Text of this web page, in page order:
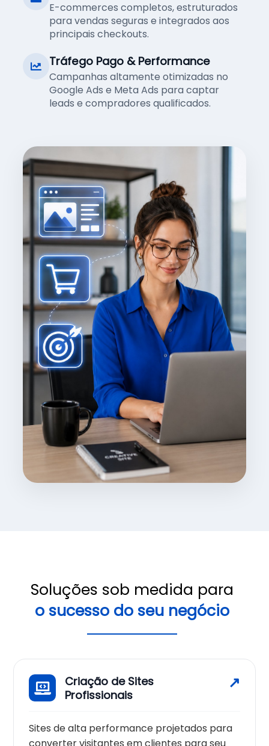
E-commerces completos, estruturados
para vendas seguras e integrados aos
principais checkouts.
Tráfego Pago & Performance
Campanhas altamente otimizadas no
Google Ads e Meta Ads para captar
leads e compradores qualificados.
Soluções sob medida para
o sucesso do seu negócio
Criação de Sites
Profissionais
Sites de alta performance projetados para